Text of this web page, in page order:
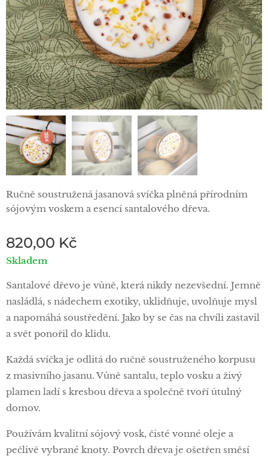
Ručně soustružená jasanová svíčka plněná přírodním
sójovým voskem a esencí santalového dřeva.
820,00 Kč
Skladem
Santalové dřevo je vůně, která nikdy nezevšední. Jemně
nasládlá, s nádechem exotiky, uklidňuje, uvolňuje mysl
a napomáhá soustředění. Jako by se čas na chvíli zastavil
a svět ponořil do klidu.
Každá svíčka je odlitá do ručně soustruženého korpusu
z masivního jasanu. Vůně santalu, teplo vosku a živý
plamen ladí s kresbou dřeva a společně tvoří útulný
domov.
Používám kvalitní sójový vosk, čisté vonné oleje a
pečlivě vybrané knoty. Povrch dřeva je ošetřen směsí